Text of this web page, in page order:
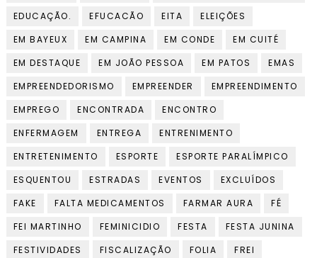
EDUCAÇÃO.
EFUCACÃO EITA
ELEIÇÕES
EM BAYEUX
EM CAMPINA EM CONDE
EM CUITÉ
EM DESTAQUE
EM JOÃO PESSOA EM PATOS
EMAS
EMPREENDEDORISMO
EMPREENDER
EMPREENDIMENTO
EMPREGO
ENCONTRADA
ENCONTRO
ENFERMAGEM
ENTREGA
ENTRENIMENTO
ENTRETENIMENTO
ESPORTE
ESPORTE PARALÍMPICO
ESQUENTOU
ESTRADAS EVENTOS
EXCLUÍDOS
FAKE
FALTA MEDICAMENTOS FARMAR AURA
FÉ
FEI MARTINHO
FEMINICIDIO FESTA
FESTA JUNINA
FESTIVIDADES
FISCALIZAÇÃO FOLIA
FREI